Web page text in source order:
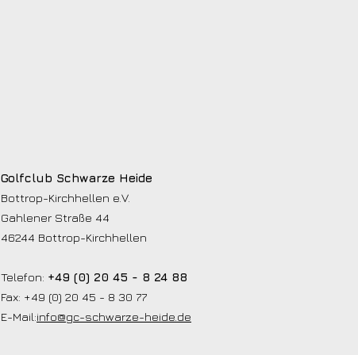
Golfclub Schwarze Heide
Bottrop-Kirchhellen e.V.
Gahlener Straße 44
46244 Bottrop-Kirchhellen
Telefon: +49 (0) 20 45 - 8 24 88
Fax: +49 (0) 20 45 - 8 30 77
E-Mail:info@gc-schwarze-heide.de